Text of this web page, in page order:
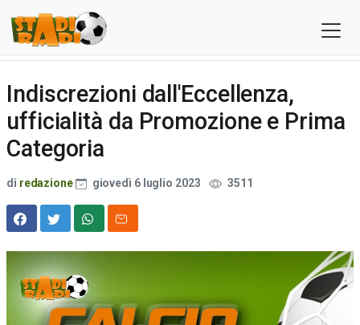
Indiscrezioni dall'Eccellenza,
ufficialità da Promozione e Prima
Categoria
di redazione giovedì 6 luglio 2023 3511